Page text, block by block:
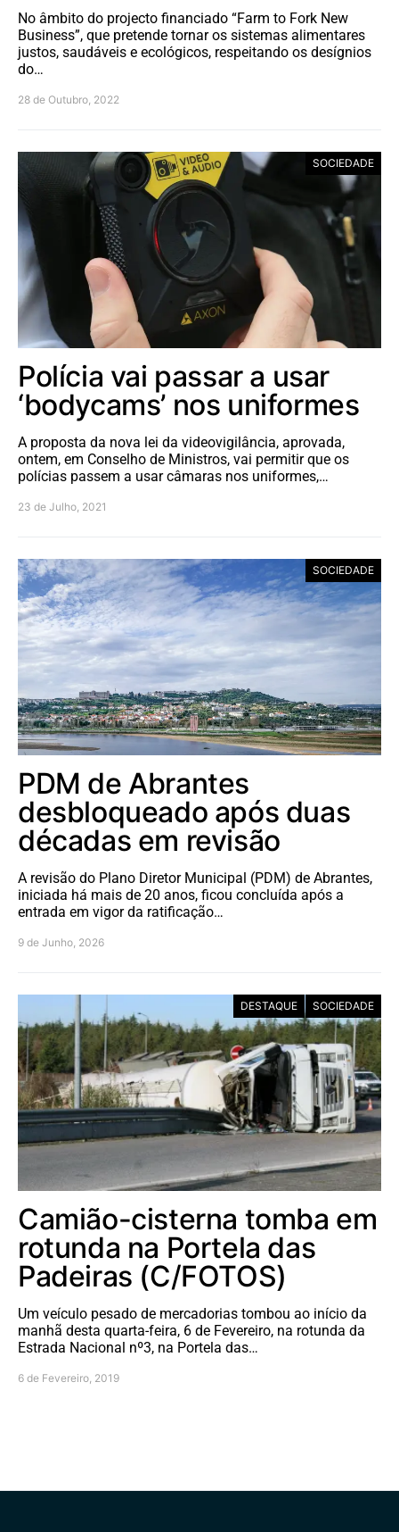
No âmbito do projecto financiado “Farm to Fork New
Business”, que pretende tornar os sistemas alimentares
justos, saudáveis e ecológicos, respeitando os desígnios
do…
28 de Outubro, 2022
SOCIEDADE
Polícia vai passar a usar
‘bodycams’ nos uniformes
A proposta da nova lei da videovigilância, aprovada,
ontem, em Conselho de Ministros, vai permitir que os
polícias passem a usar câmaras nos uniformes,…
23 de Julho, 2021
SOCIEDADE
PDM de Abrantes
desbloqueado após duas
décadas em revisão
A revisão do Plano Diretor Municipal (PDM) de Abrantes,
iniciada há mais de 20 anos, ficou concluída após a
entrada em vigor da ratificação…
9 de Junho, 2026
DESTAQUE SOCIEDADE
Camião-cisterna tomba em
rotunda na Portela das
Padeiras (C/FOTOS)
Um veículo pesado de mercadorias tombou ao início da
manhã desta quarta-feira, 6 de Fevereiro, na rotunda da
Estrada Nacional nº3, na Portela das…
6 de Fevereiro, 2019